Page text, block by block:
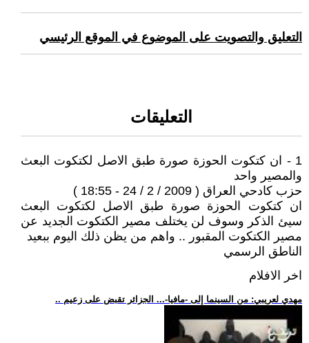
التعليق والتصويت على الموضوع في الموقع الرئيسي
التعليقات
1 - ان كتكوت الحوزة صورة طبق الاصل لكتكوت البعث
والمصير واحد
حزب كادحي العراق ( 2009 / 2 / 24 - 18:55 )
ان كتكوت الحوزة صورة طبق الاصل لكتكوت البعث
سيئ الذكر وسوف لن يختلف مصير الكتكوت الجديد عن
مصير الكتكوت المقبور .. واهم من يظن ذلك اليوم ببعيد
الناطق الرسمي
اخر الافلام
.. مهدي لعريبي: من السينما إلى -مافيا-... الجزائر تقبض على زعيم